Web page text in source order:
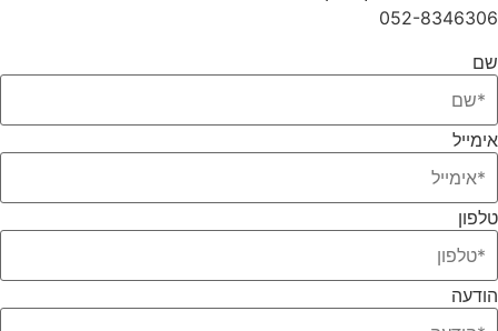
052-8346306
שם
אימייל
טלפון
הודעה